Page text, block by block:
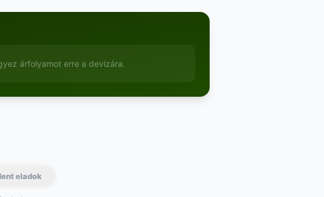
árfolyamot erre a devizára.
eladok